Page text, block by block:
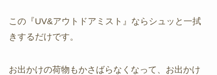
この『UV&アウトドアミスト』ならシュッと一拭
きするだけです。
お出かけの荷物もかさばらなくなって、お出かけ